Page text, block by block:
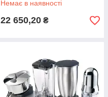
Немає в наявності
22 650,20 ₴